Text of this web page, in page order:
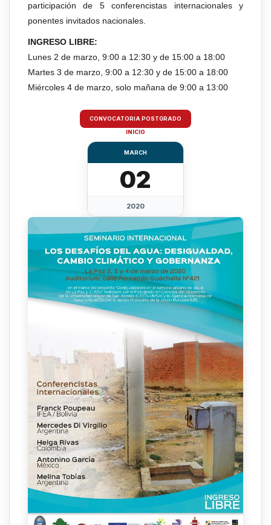
CONVOCATORIA POSTGRADO
INICIO
MARCH
02
2020
participación de 5 conferencistas internacionales y
ponentes invitados nacionales.
INGRESO LIBRE:
Lunes 2 de marzo, 9:00 a 12:30 y de 15:00 a 18:00
Martes 3 de marzo, 9:00 a 12:30 y de 15:00 a 18:00
Miércoles 4 de marzo, solo mañana de 9:00 a 13:00